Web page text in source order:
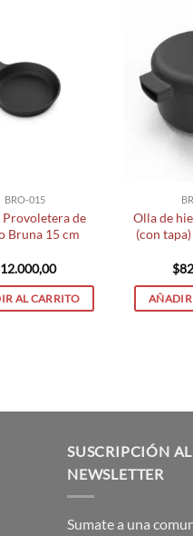
BRO-015
Provoletera de
Bruna 15 cm
12.000,00
AL CARRITO
Olla de
(con
$
AÑADIR
SUSCRIPCIÓN AL
NEWSLETTER
Sumate a una